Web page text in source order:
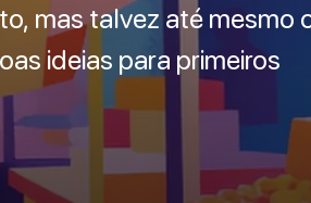
mas talvez até mesmo
ideias para primeiros